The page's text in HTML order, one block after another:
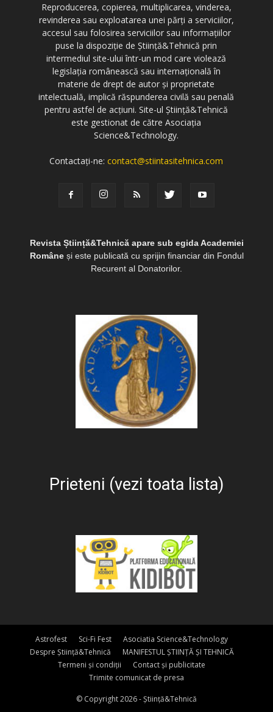
Reproducerea, copierea, multiplicarea, vinderea,
revinderea sau exploatarea unei părți a serviciilor,
accesul sau folosirea serviciilor sau informațiilor
puse la dispoziție de Știință&Tehnică prin
intermediul site-ului într-un mod care violează
legislația românească sau internațională în
materie de drept de autor și proprietate
intelectuală, implică răspunderea civilă sau penală
pentru astfel de acțiuni. Site-ul Știință&Tehnică
este gestionat de către Asociația
Science&Technology.
Contactați-ne:contact@stiintasitehnica.com
Revista Știință&Tehnică apare sub egida Academiei
Româneși este publicată cu sprijin financiar din Fondul
Recurent al Donatorilor.
Prieteni (vezi toata lista)
Astrofest Sci-Fi Fest
Asociatia Science&Technology
Despre Știință&Tehnică
MANIFESTUL ȘTIINȚĂ ȘI TEHNICĂ
Termeni și condiții
Contact și publicitate
Trimite comunicat de presa
© Copyright 2026 - Știință&Tehnică